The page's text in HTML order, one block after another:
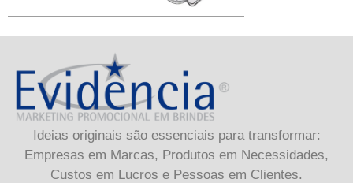
Ideias originais são essenciais para transformar:
Empresas em Marcas, Produtos em Necessidades,
Custos em Lucros e Pessoas em Clientes.